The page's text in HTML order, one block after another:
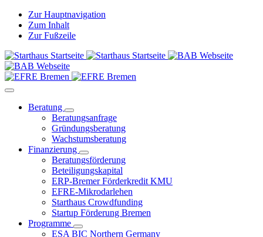
Zur Hauptnavigation
Zum Inhalt
Zur Fußzeile
Beratung
Beratungsanfrage
Gründungsberatung
Wachstumsberatung
Finanzierung
Beratungsförderung
Beteiligungskapital
ERP-Bremer Förderkredit KMU
EFRE-Mikrodarlehen
Starthaus Crowdfunding
Startup Förderung Bremen
Programme
ESA BIC Northern Germany